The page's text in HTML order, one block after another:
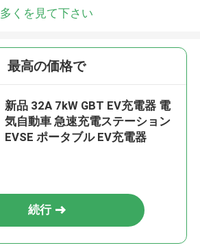
多くを見て下さい
最高の価格で
新品 32A 7kW GBT EV充電器 電
気自動車 急速充電ステーション
EVSE ポータブル EV充電器
続行